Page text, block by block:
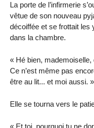
La porte de l’infirmerie
vêtue de son nouveau
décoiffée et se frottait les
dans la chambre.
« Hé bien,
Ce n’est même pas
être au lit... et moi aussi. »
Elle se tourna vers le
« Et toi, pourquoi tu ne